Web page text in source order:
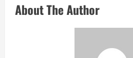
About The Author